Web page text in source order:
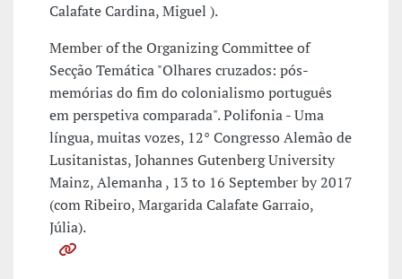
Calafate Cardina, Miguel ).
Member of the Organizing Committee of
Secção Temática "Olhares cruzados: pós-
memórias do fim do colonialismo português
em perspetiva comparada". Polifonia - Uma
língua, muitas vozes, 12° Congresso Alemão de
Lusitanistas, Johannes Gutenberg University
Mainz, Alemanha , 13 to 16 September by 2017
(com Ribeiro, Margarida Calafate Garraio,
Júlia).